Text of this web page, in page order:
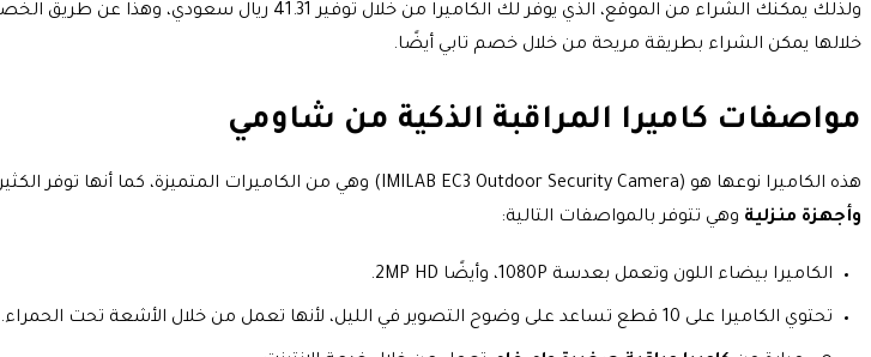
خلالها يمكن الشراء بطريقة مريحة من خلال خصم تابي أيضًا.
مواصفات كاميرا المراقبة الذكية من شاومي
هذه الكاميرا نوعها هو (IMILAB EC3 Outdoor Security Camera) وهي من الكاميرات المتميزة، كما أنها توفر الكثير من المميزات للمراقبة، ويمكن شراء
وأجهزة منزلية وهي تتوفر بالمواصفات التالية:
الكاميرا بيضاء اللون وتعمل بعدسة 1080P، وأيضًا 2MP HD.
تحتوي الكاميرا على 10 قطع تساعد على وضوح التصوير في الليل، لأنها تعمل من خلال الأشعة تحت الحمراء.